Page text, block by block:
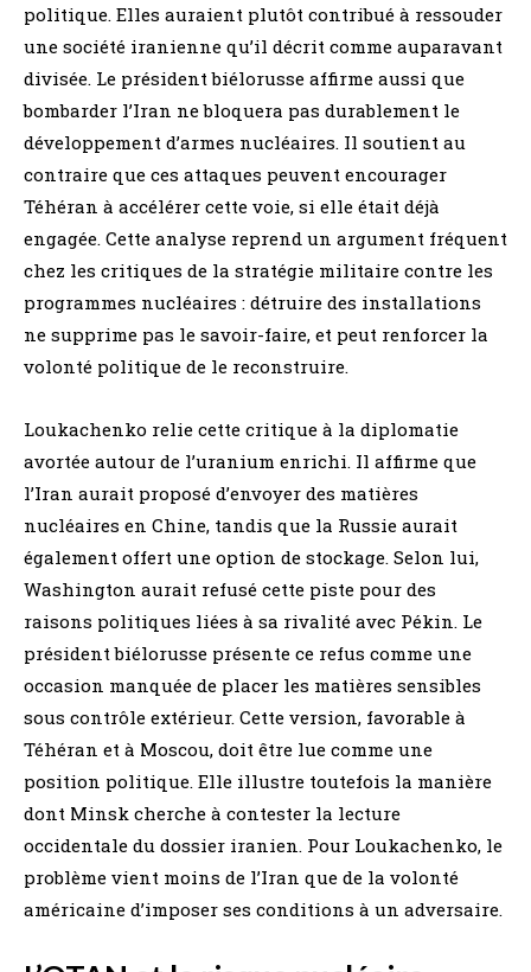
politique. Elles auraient plutôt contribué à ressouder
une société iranienne qu’il décrit comme auparavant
divisée. Le président biélorusse affirme aussi que
bombarder l’Iran ne bloquera pas durablement le
développement d’armes nucléaires. Il soutient au
contraire que ces attaques peuvent encourager
Téhéran à accélérer cette voie, si elle était déjà
engagée. Cette analyse reprend un argument fréquent
chez les critiques de la stratégie militaire contre les
programmes nucléaires : détruire des installations
ne supprime pas le savoir-faire, et peut renforcer la
volonté politique de le reconstruire.
Loukachenko relie cette critique à la diplomatie
avortée autour de l’uranium enrichi. Il affirme que
l’Iran aurait proposé d’envoyer des matières
nucléaires en Chine, tandis que la Russie aurait
également offert une option de stockage. Selon lui,
Washington aurait refusé cette piste pour des
raisons politiques liées à sa rivalité avec Pékin. Le
président biélorusse présente ce refus comme une
occasion manquée de placer les matières sensibles
sous contrôle extérieur. Cette version, favorable à
Téhéran et à Moscou, doit être lue comme une
position politique. Elle illustre toutefois la manière
dont Minsk cherche à contester la lecture
occidentale du dossier iranien. Pour Loukachenko, le
problème vient moins de l’Iran que de la volonté
américaine d’imposer ses conditions à un adversaire.